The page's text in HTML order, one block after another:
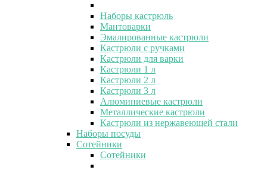
Наборы кастрюль
Мантоварки
Эмалированные кастрюли
Кастрюли с ручками
Кастрюли для варки
Кастрюли 1 л
Кастрюли 2 л
Кастрюли 3 л
Алюминиевые кастрюли
Металлические кастрюли
Кастрюли из нержавеющей стали
Наборы посуды
Сотейники
Сотейники